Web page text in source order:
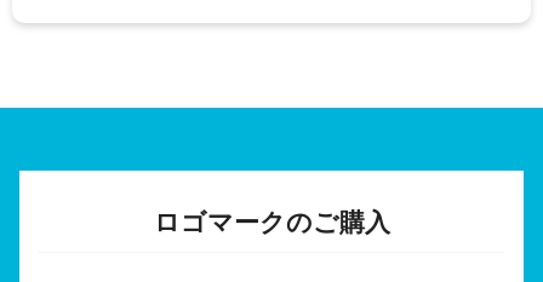
ロゴマークのご購入